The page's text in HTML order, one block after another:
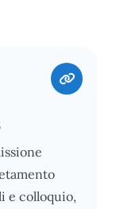
e colloquio,